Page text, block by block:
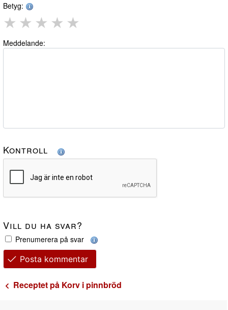
Betyg:
★ ★ ★ ★ ★
Meddelande:
Kontroll
Vill du ha svar?
Prenumerera på svar
Posta kommentar
Receptet på Korv i pinnbröd